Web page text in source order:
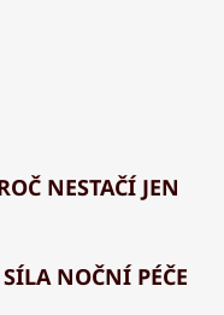
NESTAČÍ JEN
NOČNÍ PÉČE